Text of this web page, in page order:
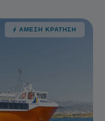
ΆΜΕΣΗ ΚΡΆΤΗΣΗ